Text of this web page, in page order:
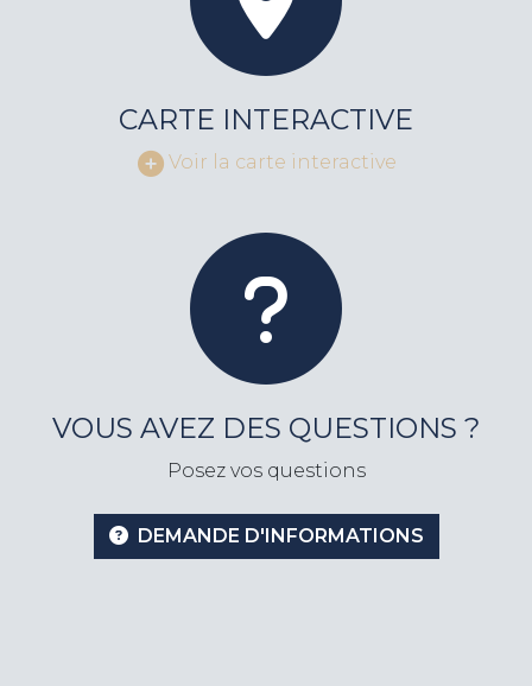
CARTE INTERACTIVE
Voir la carte interactive
VOUS AVEZ DES QUESTIONS ?
Posez vos questions
DEMANDE D'INFORMATIONS